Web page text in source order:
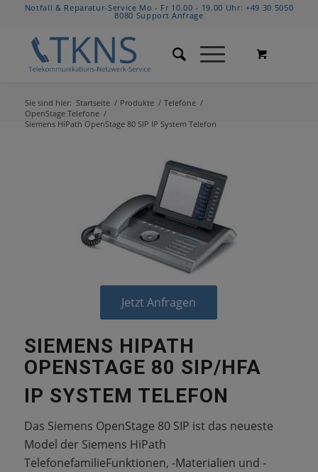
Notfall & Reparatur-Service Mo - Fr 10.00 - 19.00 Uhr:+49 30 5050
8080 Support Anfrage
Sie sind hier: Startseite / Produkte / Telefone /
OpenStage Telefone /
Siemens HiPath OpenStage 80 SIP IP System Telefon
Jetzt Anfragen
SIEMENS HIPATH
OPENSTAGE 80 SIP/HFA
IP SYSTEM TELEFON
Das Siemens OpenStage 80 SIP ist das neueste
Model der Siemens HiPath
TelefonefamilieFunktionen, -Materialien und -